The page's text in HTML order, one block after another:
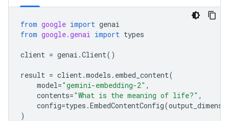
from google import genai
from google.genai import types
client = genai .Client()
result = client.models . embed_content(
model="gemini-embedding-2" ,
contents="What is the meaning of life?" ,
config=types .EmbedContentConfig(
)